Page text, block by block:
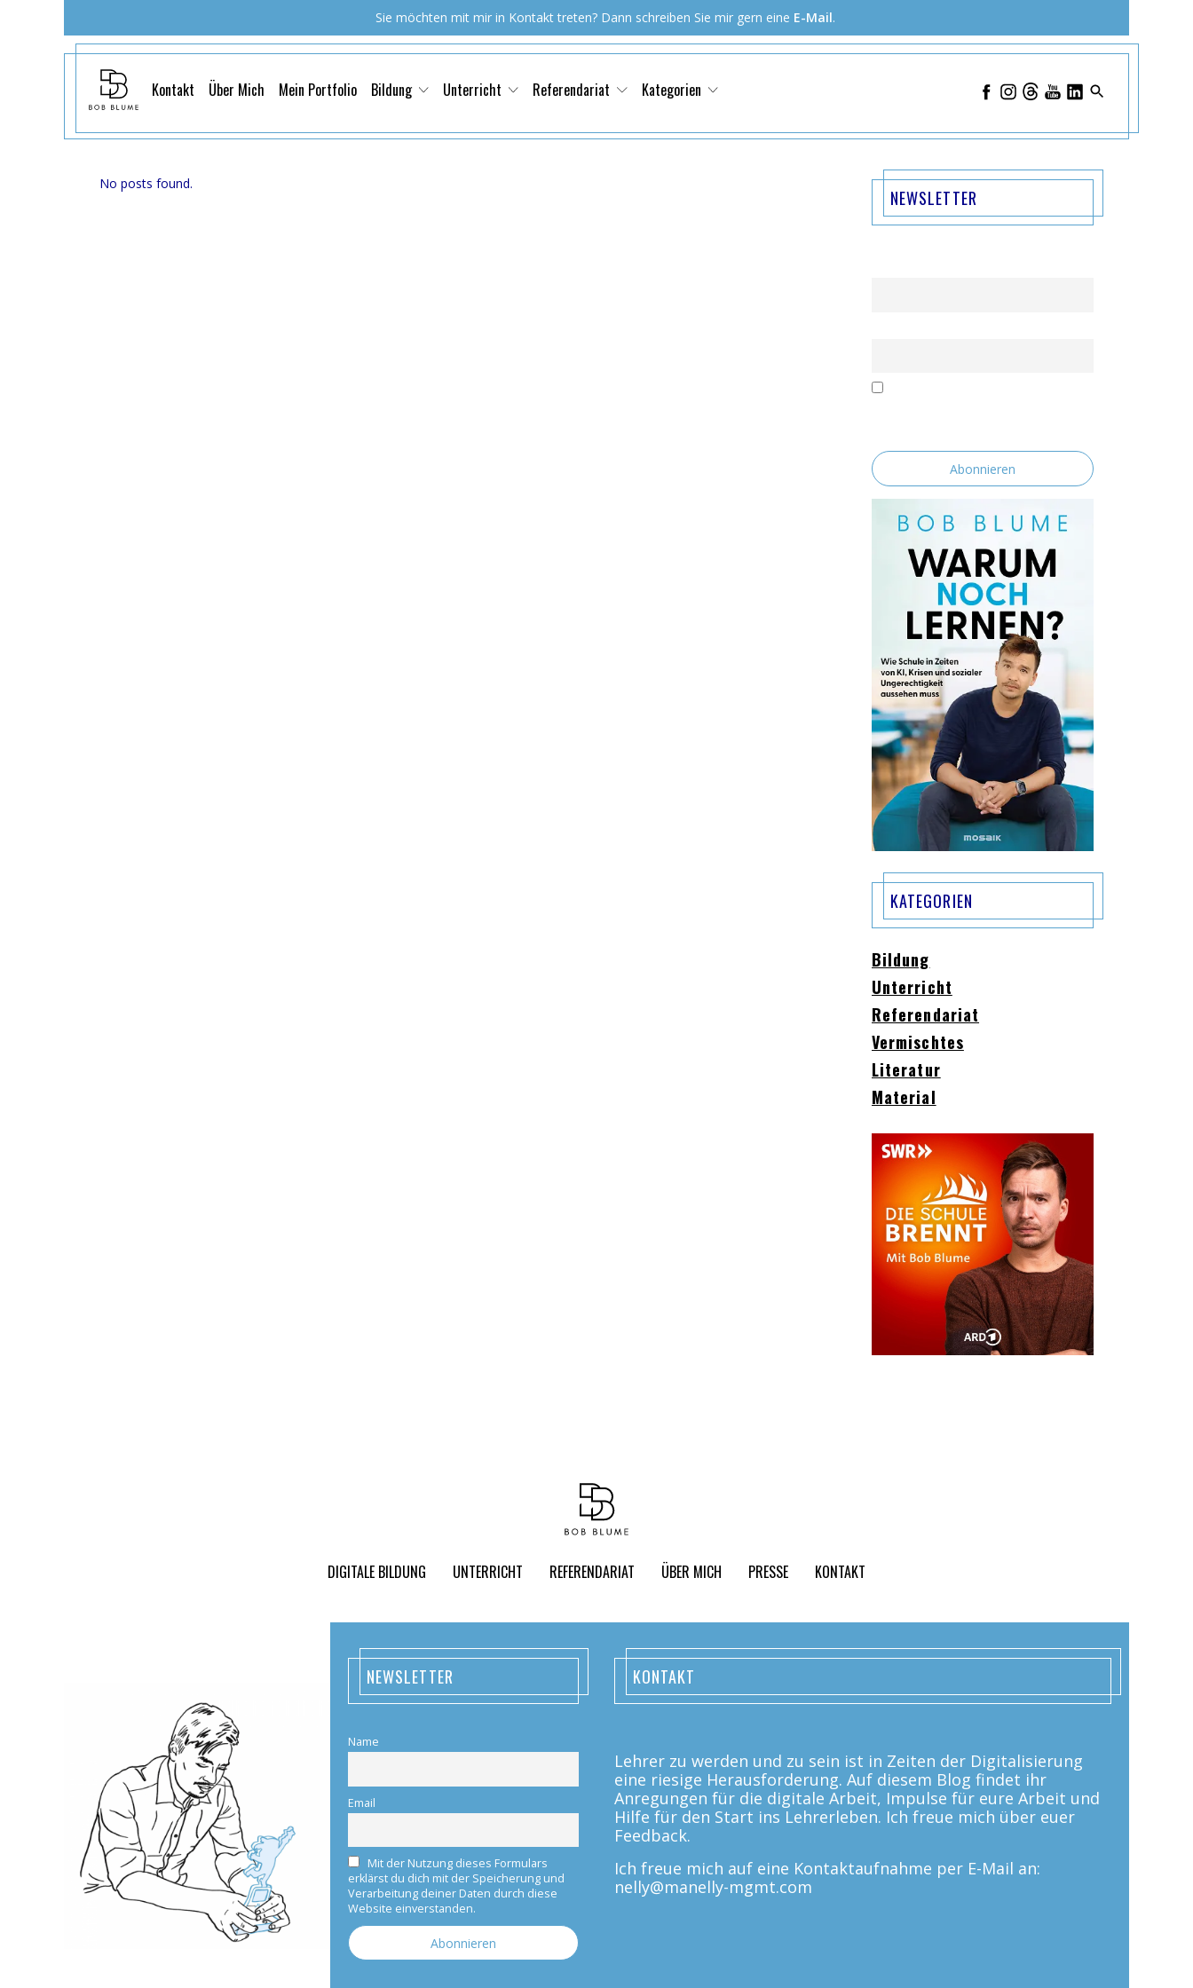
Sie möchten mit mir in Kontakt treten? Dann schreiben Sie mir gern eine E-Mail.
Kontakt Über Mich Mein Portfolio Bildung Unterricht Referendariat Kategorien
No posts found.
NEWSLETTER
KATEGORIEN
Bildung
Unterricht
Referendariat
Vermischtes
Literatur
Material
DIGITALE BILDUNG UNTERRICHT REFERENDARIAT ÜBER MICH PRESSE KONTAKT
NEWSLETTER
Name
Email
Mit der Nutzung dieses Formulars
erklärst du dich mit der Speicherung und
Verarbeitung deiner Daten durch diese
Website einverstanden.
KONTAKT
Lehrer zu werden und zu sein ist in Zeiten der Digitalisierung
eine riesige Herausforderung. Auf diesem Blog findet ihr
Anregungen für die digitale Arbeit, Impulse für eure Arbeit und
Hilfe für den Start ins Lehrerleben. Ich freue mich über euer
Feedback.
Ich freue mich auf eine Kontaktaufnahme per E-Mail an:
nelly@manelly-mgmt.com